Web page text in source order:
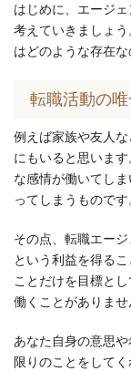
はじめに、エージ
考えていきましょ
はどのような存在な
転職活動の
例えば家族や友人
にもいると思いま
な感情が働いてし
ってしまうものです
その点、転職エー
という利益を得る
ことだけを目標と
働くことがありませ
あなた自身の意思
限りのことをして